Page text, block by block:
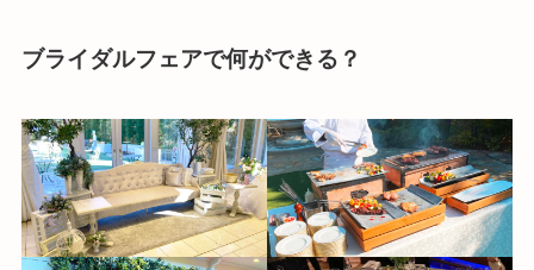
ブライダルフェアで何ができる？